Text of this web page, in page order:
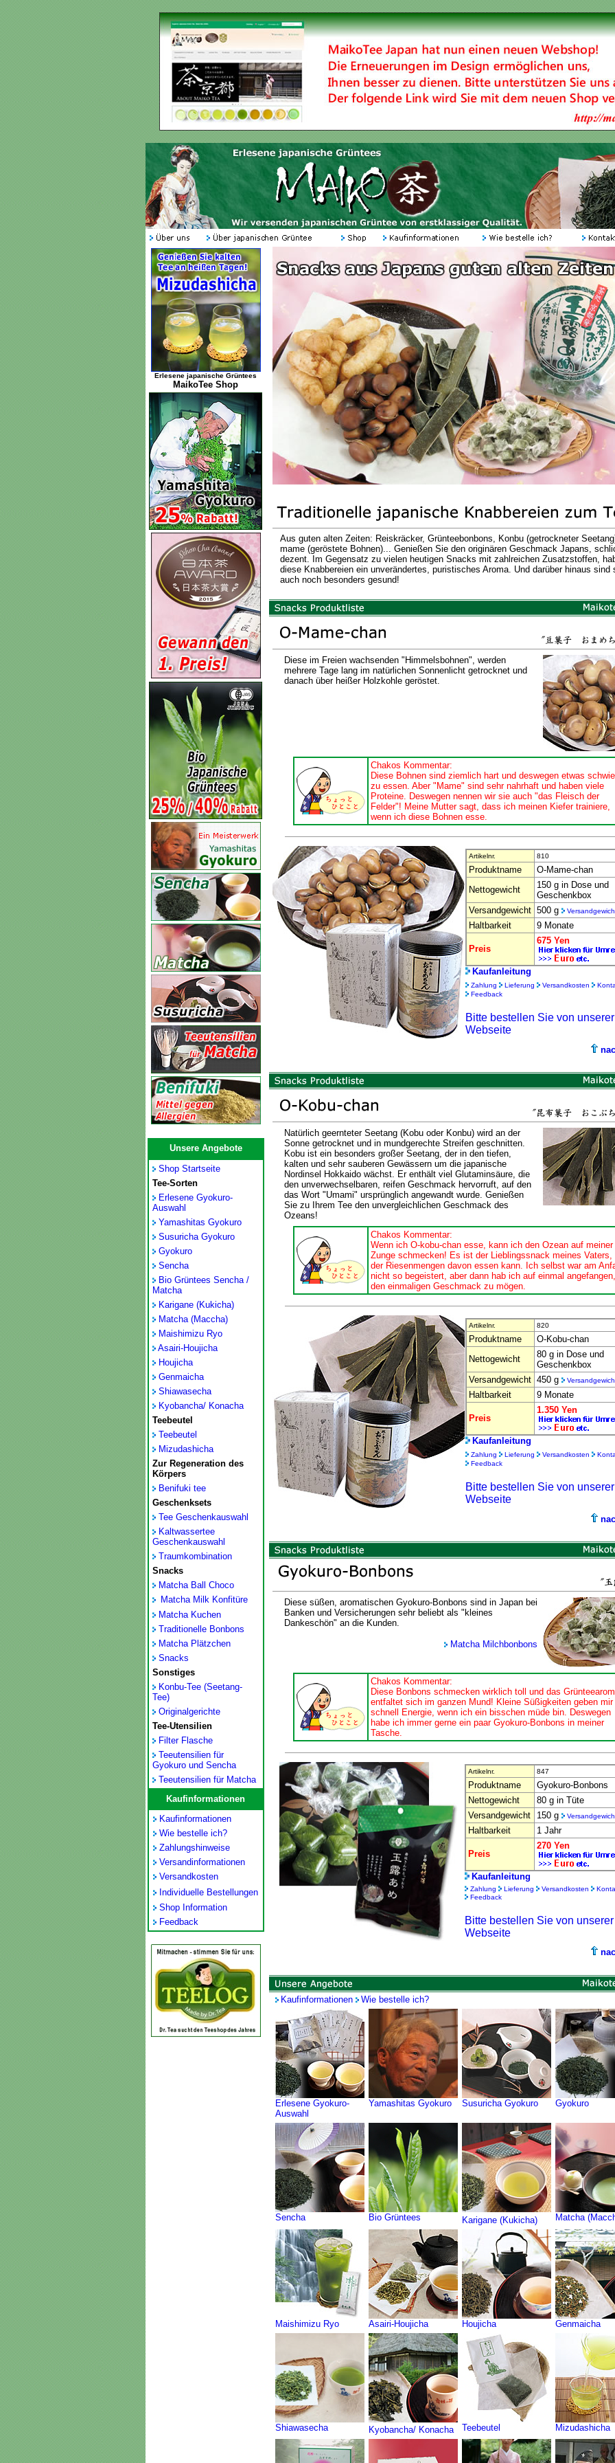
Erlesene japanische Grüntees
MaikoTee Shop
Unsere Angebote
Shop Startseite
Tee-Sorten
Erlesene Gyokuro-
Auswahl
Yamashitas Gyokuro
Susuricha Gyokuro
Gyokuro
Sencha
Bio Grüntees Sencha /
Matcha
Karigane (Kukicha)
Matcha (Maccha)
Maishimizu Ryo
Asairi-Houjicha
Houjicha
Genmaicha
Shiawasecha
Kyobancha/ Konacha
Teebeutel
Teebeutel
Mizudashicha
Zur Regeneration des
Körpers
Benifuki tee
Geschenksets
Tee Geschenkauswahl
Kaltwassertee
Geschenkauswahl
Traumkombination
Snacks
Matcha Ball Choco
Matcha Milk Konfitüre
Matcha Kuchen
Traditionelle Bonbons
Matcha Plätzchen
Snacks
Sonstiges
Konbu-Tee (Seetang-
Tee)
Originalgerichte
Tee-Utensilien
Filter Flasche
Teeutensilien für
Gyokuro und Sencha
Teeutensilien für Matcha
Kaufinformationen
Kaufinformationen
Wie bestelle ich?
Zahlungshinweise
Versandinformationen
Versandkosten
Individuelle Bestellungen
Shop Information
Feedback
Aus guten alten Zeiten: Reiskräcker, Grünteebonbons, Konbu (getrockneter
mame (geröstete Bohnen)... Genießen Sie den originären Geschmack Japans,
dezent. Im Gegensatz zu vielen heutigen Snacks mit zahlreichen Zusatzstoffen,
diese Knabbereien ein unverändertes, puristisches Aroma. Und darüber hinaus sind
auch noch besonders gesund!
Diese im Freien wachsenden "Himmelsbohnen", werden
mehrere Tage lang im natürlichen Sonnenlicht getrocknet und
danach über heißer Holzkohle geröstet.
Chakos Kommentar:
Diese Bohnen sind ziemlich hart und deswegen etwas
zu essen. Aber "Mame" sind sehr nahrhaft und haben viele
Proteine. Deswegen nennen wir sie auch "das Fleisch der
Felder"! Meine Mutter sagt, dass ich meinen Kiefer trainiere,
wenn ich diese Bohnen esse.
Artikelnr. 810
Produktname
O-Mame-chan
Nettogewicht
150 g in Dose und
Geschenkbox
Versandgewicht 500 g
Haltbarkeit 9 Monate
Preis
675 Yen
Kaufanleitung
Zahlung Lieferung Versandkosten
Feedback
Bitte bestellen Sie von
Webseite
Natürlich geernteter Seetang (Kobu oder Konbu) wird an der
Sonne getrocknet und in mundgerechte Streifen geschnitten.
Kobu ist ein besonders großer Seetang, der in den tiefen,
kalten und sehr sauberen Gewässern um die japanische
Nordinsel Hokkaido wächst. Er enthält viel Glutaminsäure, die
den unverwechselbaren, reifen Geschmack hervorruft, auf den
das Wort "Umami" ursprünglich angewandt wurde. Genießen
Sie zu Ihrem Tee den unvergleichlichen Geschmack des
Ozeans!
Chakos Kommentar:
Wenn ich O-kobu-chan esse, kann ich den Ozean auf meiner
Zunge schmecken! Es ist der Lieblingssnack meines Vaters,
der Riesenmengen davon essen kann. Ich selbst war am
nicht so begeistert, aber dann hab ich auf einmal angefangen,
den einmaligen Geschmack zu mögen.
Artikelnr. 820
Produktname
O-Kobu-chan
Nettogewicht
80 g in Dose und
Geschenkbox
Versandgewicht 450 g
Haltbarkeit 9 Monate
Preis
1.350 Yen
Kaufanleitung
Zahlung Lieferung Versandkosten
Feedback
Bitte bestellen Sie von
Webseite
Diese süßen, aromatischen Gyokuro-Bonbons sind in Japan bei
Banken und Versicherungen sehr beliebt als "kleines
Dankeschön" an die Kunden.
Matcha Milchbonbons
Chakos Kommentar:
Diese Bonbons schmecken wirklich toll und das
entfaltet sich im ganzen Mund! Kleine Süßigkeiten geben mir
schnell Energie, wenn ich ein bisschen müde bin. Deswegen
habe ich immer gerne ein paar Gyokuro-Bonbons in meiner
Tasche.
Artikelnr. 847
Produktname
Gyokuro-Bonbons
Nettogewicht
80 g in Tüte
Versandgewicht
150 g
Haltbarkeit 1 Jahr
Preis
270 Yen
Kaufanleitung
Zahlung Lieferung Versandkosten
Feedback
Bitte bestellen Sie von
Webseite
Kaufinformationen Wie bestelle ich?
Erlesene Gyokuro-
Auswahl
Yamashitas Gyokuro Susuricha Gyokuro Gyokuro
Sencha Bio Grüntees Karigane (Kukicha) Matcha
Maishimizu Ryo Asairi-Houjicha Houjicha Genmaicha
Shiawasecha Kyobancha/ Konacha Teebeutel Mizudashicha